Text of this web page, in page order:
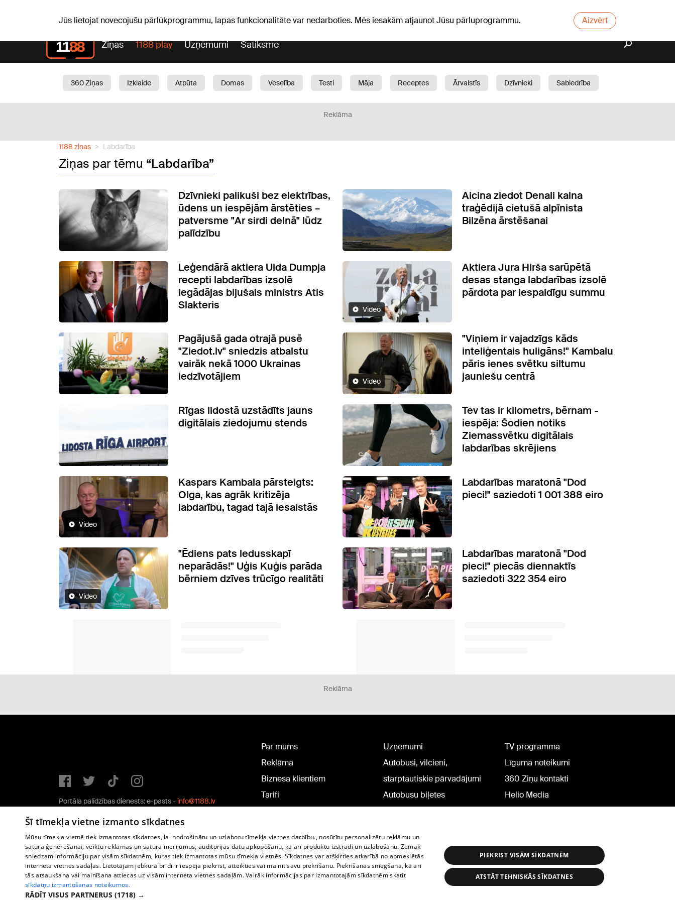
Jūs lietojat novecojušu pārlūkprogrammu, lapas funkcionalitāte var nedarboties. Mēs iesakām atjaunot Jūsu pārluprogrammu. Aizvērt
Ziņas 1188 play Uzņēmumi Satiksme
360 Ziņas Izklaide Atpūta Domas Veselība Testi Māja Receptes Ārvalstīs Dzīvnieki
Sabiedrība
Reklāma
1188 ziņas Labdarība
Ziņas par tēmu “Labdarība”
Dzīvnieki palikuši bez elektrības,
ūdens un iespējām ārstēties –
patversme "Ar sirdi delnā" lūdz
palīdzību
Aicina ziedot Denali kalna
traģēdijā cietušā alpīnista
Bilzēna ārstēšanai
Leģendārā aktiera Ulda Dumpja
recepti labdarības izsolē
iegādājas bijušais ministrs Atis
Slakteris
Video
Aktiera Jura Hirša sarūpētā
desas stanga labdarības izsolē
pārdota par iespaidīgu summu
Pagājušā gada otrajā pusē
"Ziedot.lv" sniedzis atbalstu
vairāk nekā 1000 Ukrainas
iedzīvotājiem
Video
"Viņiem ir vajadzīgs kāds
inteliģentais huligāns!" Kambalu
pāris ienes svētku siltumu
jauniešu centrā
Rīgas lidostā uzstādīts jauns
digitālais ziedojumu stends
Tev tas ir kilometrs, bērnam -
iespēja: Šodien notiks
Ziemassvētku digitālais
labdarības skrējiens
Video
Kaspars Kambala pārsteigts:
Olga, kas agrāk kritizēja
labdarību, tagad tajā iesaistās
Labdarības maratonā "Dod
pieci!" saziedoti 1 001 388 eiro
Video
"Ēdiens pats ledusskapī
neparādās!" Uģis Kuģis parāda
bērniem dzīves trūcīgo realitāti
Labdarības maratonā "Dod
pieci!" piecās diennaktīs
saziedoti 322 354 eiro
Reklāma
Portāla palīdzības dienests: e-pasts - info@1188.lv
Copyright © 2004-2026 SIA HELIO MEDIA.
Par mums
Reklāma
Biznesa klientiem
Tarifi
Politiskā reklāma
Sīkdatņu lietošanas
noteikumi
Uzņēmumi
Autobusi, vilcieni,
starptautiskie pārvadājumi
Autobusu biļetes
TV programma
Līguma noteikumi
360 Ziņu kontakti
Helio Media
Šī tīmekļa vietne izmanto sīkdatnes
Mūsu tīmekļa vietnē tiek izmantotas sīkdatnes, lai nodrošinātu un uzlabotu tīmekļa vietnes darbību., nosūtītu personalizētu reklāmu un
satura ģenerēšanai, veiktu reklāmas un satura mērījumus, auditorijas datu apkopošanu, kā arī produktu izstrādi un uzlabošanu. Zemāk
sniedzam informāciju par visām sīkdatnēm, kuras tiek izmantotas mūsu tīmekļa vietnēs. Sīkdatnes var atšķirties atkarībā no apmeklētās
interneta vietnes sadaļas. Lietotājam jebkurā brīdī ir iespēja piekrist, atteikties vai mainīt savu piekrišanu. Piekrišanas sniegšana, kā arī
tās atsaukšana vai mainīšana attiecas uz visām interneta vietnes sadaļām. Vairāk informācijas par izmantotajām sīkdatnēm skatīt
sīkdatņu izmantošanas noteikumos.
RĀDĪT VISUS PARTNERUS (1718) →
PIEKRIST VISĀM SĪKDATNĒM
ATSTĀT TEHNISKĀS SĪKDATNES